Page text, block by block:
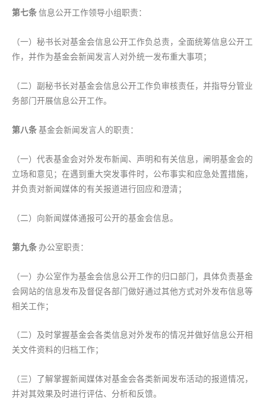
第七条信息公开工作领导小组职责：
（一）秘书长对基金会信息公开工作负总责，全面统筹信息公开工
作，并作为基金会新闻发言人对外统一发布重大事项；
（二）副秘书长对基金会信息公开工作负审核责任，并指导分管业
务部门开展信息公开工作。
第八条基金会新闻发言人的职责：
（一）代表基金会对外发布新闻、声明和有关信息，阐明基金会的
立场和意见；在遇到重大突发事件时，公布事实和应急处置措施，
并负责对新闻媒体的有关报道进行回应和澄清；
（二）向新闻媒体通报可公开的基金会信息。
第九条办公室职责：
（一）办公室作为基金会信息公开工作的归口部门，具体负责基金
会网站的信息发布及督促各部门做好通过其他方式对外发布信息等
相关工作；
（二）及时掌握基金会各类信息对外发布的情况并做好信息公开相
关文件资料的归档工作；
（三）了解掌握新闻媒体对基金会各类新闻发布活动的报道情况，
并对其效果及时进行评估、分析和反馈。